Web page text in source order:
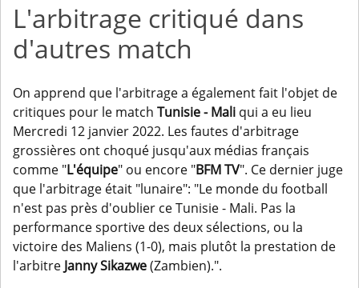
L'arbitrage critiqué dans
d'autres match
On apprend que l'arbitrage a également fait l'objet de
critiques pour le match Tunisie - Mali qui a eu lieu
Mercredi 12 janvier 2022. Les fautes d'arbitrage
grossières ont choqué jusqu'aux médias français
comme "L'équipe" ou encore "BFM TV". Ce dernier juge
que l'arbitrage était "lunaire": "Le monde du football
n'est pas près d'oublier ce Tunisie - Mali. Pas la
performance sportive des deux sélections, ou la
victoire des Maliens (1-0), mais plutôt la prestation de
l'arbitre Janny Sikazwe(Zambien).".